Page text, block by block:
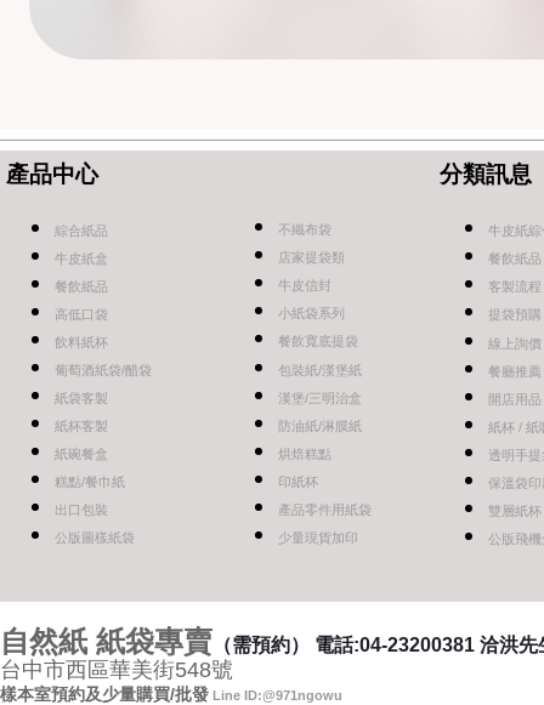
產品中心
綜合紙品
牛皮紙盒
餐飲紙品
高低口袋
飲料紙杯
葡萄酒紙袋/醋袋
紙袋客製
紙杯客製
紙碗餐盒
糕點/餐巾紙
出口包裝
公版圖樣紙袋
不織布袋
店家提袋類
牛皮信封
小紙袋系列
餐飲寬底提袋
包裝紙/漢堡紙
漢堡/三明治盒
防油紙/淋膜紙
烘焙糕點
印紙杯
產品零件用紙袋
少量現貨加印
分類訊息
牛皮紙綜
餐飲紙品
客製流程
提袋預購
線上詢價
餐廳推薦
開店用品
紙杯 / 紙
透明手提
保溫袋印
雙層紙杯
公版飛機
自然紙 紙袋專賣 （需預約） 電話:04-23200381 洽洪先
台中市西區華美街548號
樣本室預約及少量購買/批發 Line ID:@971ngowu